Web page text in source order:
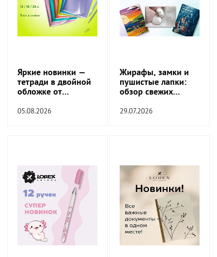
Яркие новинки —
тетради в двойной
обложке от
05.08.2026
Жирафы, замки и
пушистые лапки:
обзор свежих
29.07.2026